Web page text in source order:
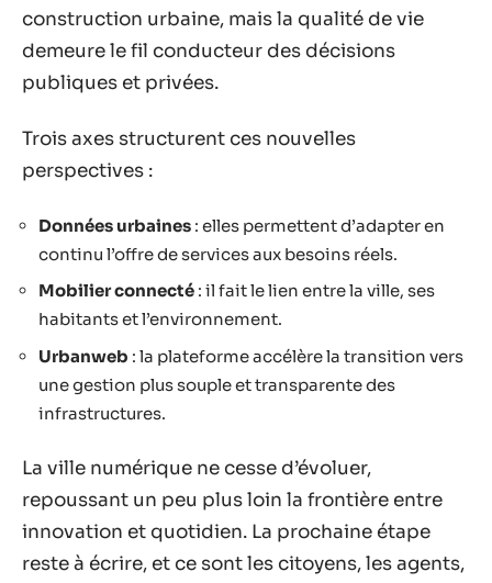
construction urbaine, mais la qualité de vie
demeure le fil conducteur des décisions
publiques et privées.
Trois axes structurent ces nouvelles
perspectives :
Données urbaines : elles permettent d’adapter en
continu l’offre de services aux besoins réels.
Mobilier connecté : il fait le lien entre la ville, ses
habitants et l’environnement.
Urbanweb : la plateforme accélère la transition vers
une gestion plus souple et transparente des
infrastructures.
La ville numérique ne cesse d’évoluer,
repoussant un peu plus loin la frontière entre
innovation et quotidien. La prochaine étape
reste à écrire, et ce sont les citoyens, les agents,